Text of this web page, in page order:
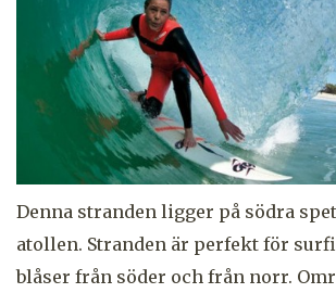
Denna stranden ligger på södra
atollen. Stranden är perfekt för
blåser från söder och från norr.